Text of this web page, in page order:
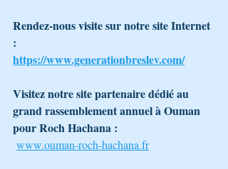
Rendez-nous visite sur notre site Internet
:
https://www.generationbreslev.com/
Visitez notre site partenaire dédié au
grand rassemblement annuel à Ouman
pour Roch Hachana :
www.ouman-roch-hachana.fr